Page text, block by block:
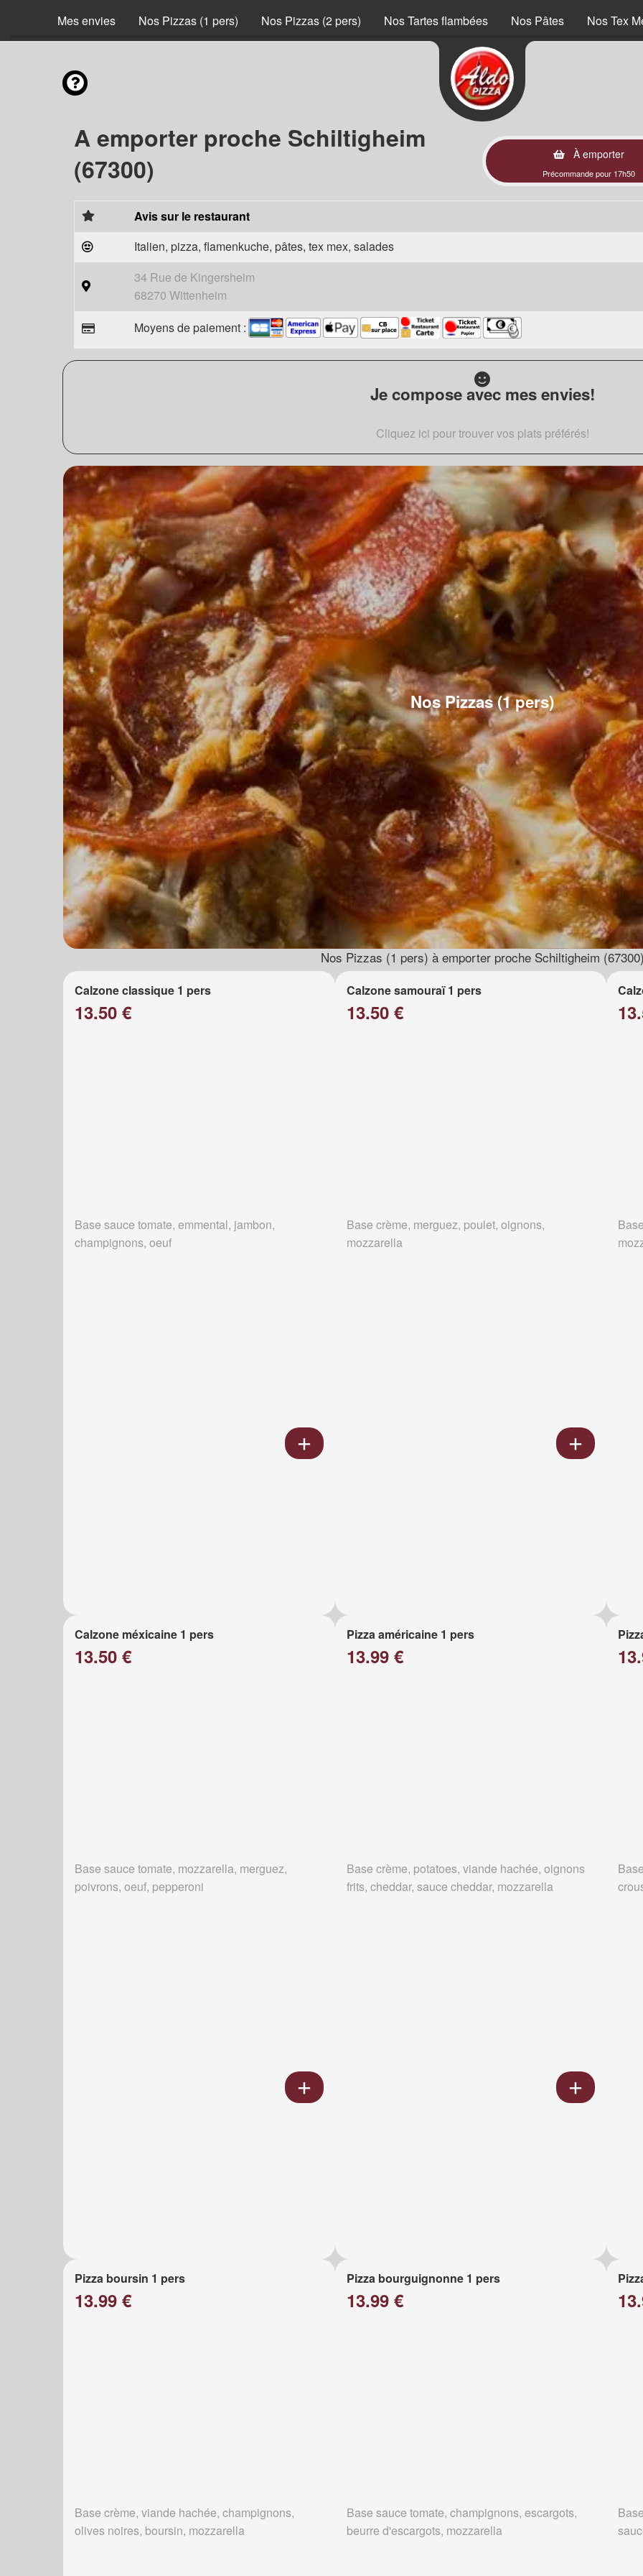
Mes envies Nos Pizzas (1 pers) Nos Pizzas (2 pers) Nos Tartes flambées Nos Pâtes Nos Tex
A emporter proche Schiltigheim
(67300)
À emporter
Précommande pour 17h50
Avis sur le restaurant
Italien, pizza, flamenkuche, pâtes, tex mex, salades
34 Rue de Kingersheim
68270 Wittenheim
Moyens de paiement :
Je compose avec mes envies!
Cliquez ici pour trouver vos plats préférés!
Nos Pizzas (1 pers)
Nos Pizzas (1 pers) à emporter proche Schiltigheim
Calzone classique 1 pers
13.50 €
Base sauce tomate, emmental, jambon,
champignons, oeuf
Calzone samouraï 1 pers
13.50 €
Base crème, merguez, poulet, oignons,
mozzarella
Calzone méxicaine 1 pers
13.50 €
Base sauce tomate, mozzarella, merguez,
poivrons, oeuf, pepperoni
Pizza américaine 1 pers
13.99 €
Base crème, potatoes, viande hachée, oignons
frits, cheddar, sauce cheddar, mozzarella
Pizza boursin 1 pers
13.99 €
Base crème, viande hachée, champignons,
olives noires, boursin, mozzarella
Pizza bourguignonne 1 pers
13.99 €
Base sauce tomate, champignons, escargots,
beurre d'escargots, mozzarella